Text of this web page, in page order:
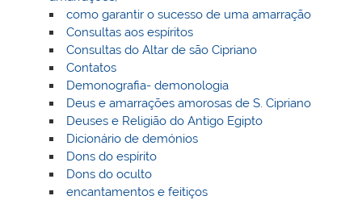
como garantir o sucesso de uma amarração
Consultas aos espíritos
Consultas do Altar de são Cipriano
Contatos
Demonografia- demonologia
Deus e amarrações amorosas de S. Cipriano
Deuses e Religião do Antigo Egipto
Dicionário de demónios
Dons do espírito
Dons do oculto
encantamentos e feitiços